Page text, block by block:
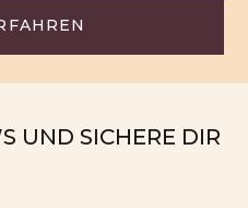
UND SICHERE DIR